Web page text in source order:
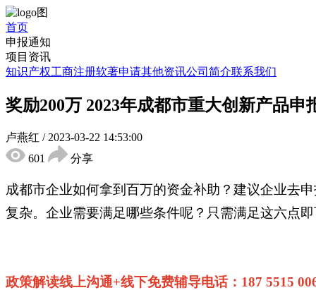
首页
申报通知
项目资讯
知识产权工商注册软著申请其他资讯公司简介联系我们
奖励200万 2023年成都市重大创新产品申
卢燕红 / 2023-03-22 14:53:00
601
分享
成都市企业如何拿到百万的资金补助？建议企业去
复杂。企业需要满足哪些条件呢？只需满足这六点
政策解读线上沟通+线下免费辅导电话：187 5515